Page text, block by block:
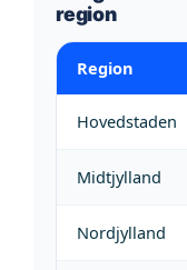
region
Region
Hovedstaden
Midtjylland
Nordjylland